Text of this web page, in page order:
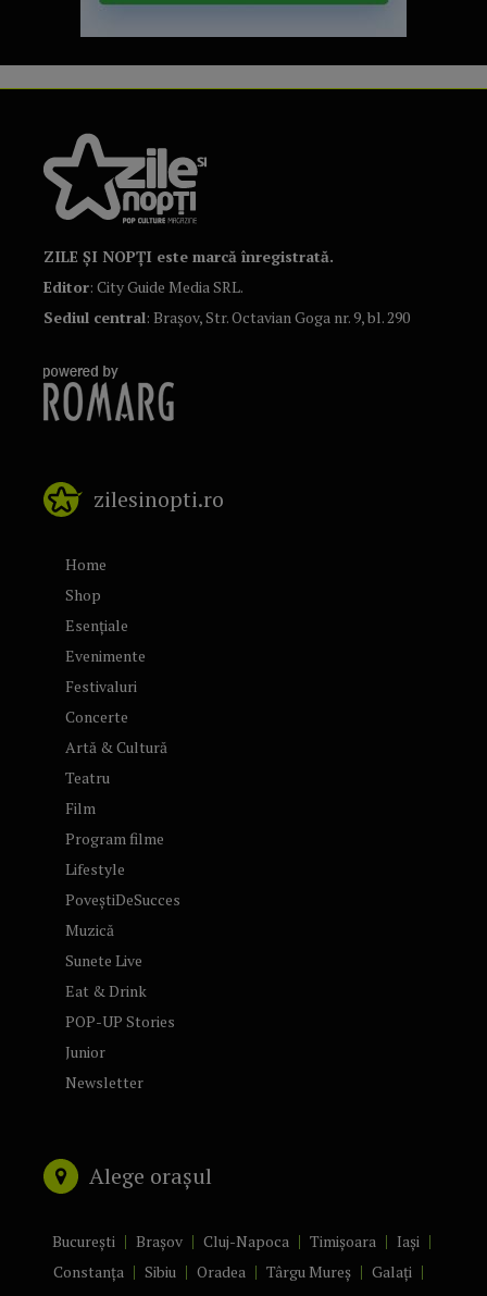
ZILE ȘI NOPȚI este marcă înregistrată.
Editor: City Guide Media SRL.
Sediul central: Brașov, Str. Octavian Goga nr. 9, bl. 290
zilesinopti.ro
Home
Shop
Esențiale
Evenimente
Festivaluri
Concerte
Artă & Cultură
Teatru
Film
Program filme
Lifestyle
PoveștiDeSucces
Muzică
Sunete Live
Eat & Drink
POP-UP Stories
Junior
Newsletter
Alege orașul
București Brașov Cluj-Napoca Timișoara
Iași
Constanța
Sibiu Oradea Târgu Mureș
Galați